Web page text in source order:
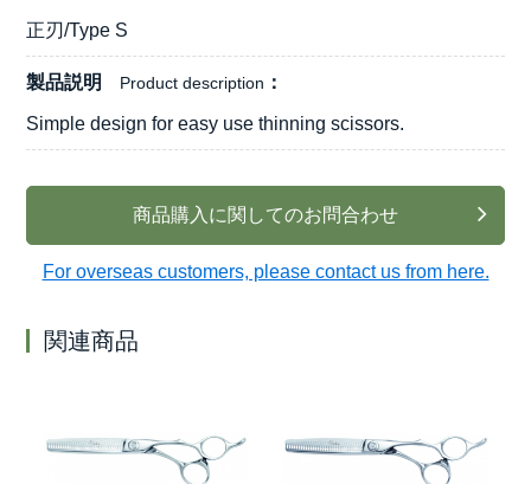
正刃/Type S
製品説明 Product description
Simple design for easy use thinning scissors.
商品購入に関してのお問合わせ
For overseas customers, please contact us from here.
関連商品